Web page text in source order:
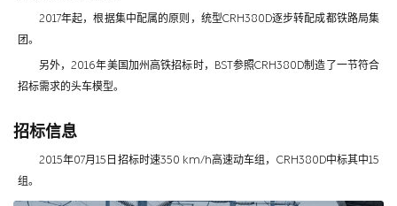
2017年起，根据集中配属的原则，统型CRH380D逐步转配成都铁路局集
团。
另外，2016年美国加州高铁招标时，BST参照CRH380D制造了一节符合
招标需求的头车模型。
招标信息
2015年07月15日招标时速350 km/h高速动车组，CRH380D中标其中15
组。